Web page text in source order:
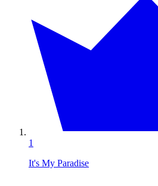
1
It's My Paradise